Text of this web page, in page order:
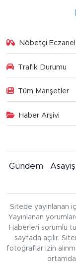
Nöbetçi
Trafik Durumu
Tüm Manşetler
Haber Arşivi
Gündem Asayiş
Sitede yayınlanan
Yayınlanan
Haberleri sorumlu
sayfada açılır.
fotoğraflar izin
ortamda